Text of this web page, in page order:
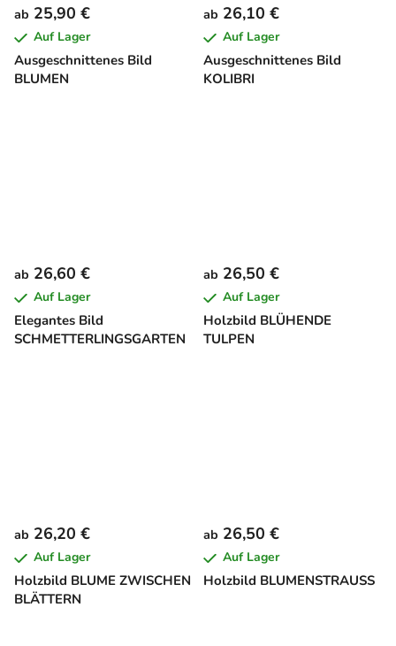
Ausgeschnittenes Bild
BLUMEN
ab 25,90 €
Auf Lager
Ausgeschnittenes Bild
KOLIBRI
ab 26,10 €
Auf Lager
Elegantes Bild
SCHMETTERLINGSGARTEN
ab 26,60 €
Auf Lager
Holzbild BLÜHENDE
TULPEN
ab 26,50 €
Auf Lager
Holzbild BLUME ZWISCHEN
BLÄTTERN
ab 26,20 €
Auf Lager
Holzbild BLUMENSTRAUSS
ab 26,50 €
Auf Lager